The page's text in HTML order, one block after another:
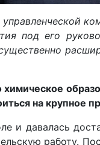
под его
химическое
на крупное
давалась
работу.